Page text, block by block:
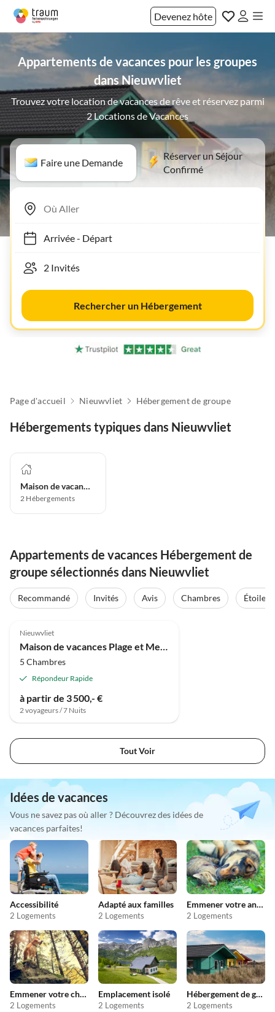
Devenez hôte
Appartements de vacances pour les groupes
dans Nieuwvliet
Trouvez votre location de vacances de rêve et réservez parmi
2 Locations de Vacances
Faire une Demande
Réserver un Séjour
Confirmé
Arrivée- Départ
Rechercher un Hébergement
Page d'accueil Nieuwvliet Hébergement de groupe
Hébergements typiques dans Nieuwvliet
Maison de vacances
2 Hébergements
Appartements de vacances Hébergement de
groupe sélectionnés dans Nieuwvliet
Recommandé Invités Avis Chambres Étoiles
Nieuwvliet
5 Chambres
Répondeur Rapide
à partir de 3 500,- €
2 voyageurs / 7 Nuits
Tout Voir
Idées de vacances
Vous ne savez pas où aller ? Découvrez des idées de
vacances parfaites!
Accessibilité
2 Logements
Adapté aux familles
2 Logements
Emmener votre animal en vacances
2 Logements
Emmener votre chien en vacances
2 Logements
Emplacement isolé
2 Logements
Hébergement de groupe
2 Logements